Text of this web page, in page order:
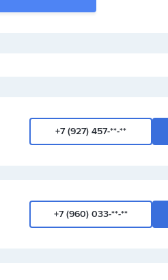
+7 (927) 457-**-**
+7 (960) 033-**-**